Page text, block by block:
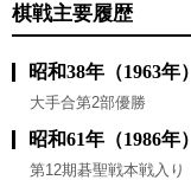
棋戦主要履歴
昭和38年（1963年）
大手合第2部優勝
昭和61年（1986年）
第12期碁聖戦本戦入り